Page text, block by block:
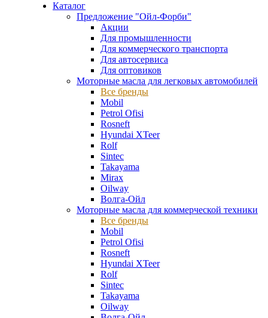
Каталог
Предложение "Ойл-Форби"
Акции
Для промышленности
Для коммерческого транспорта
Для автосервиса
Для оптовиков
Моторные масла для легковых автомобилей
Все бренды
Mobil
Petrol Ofisi
Rosneft
Hyundai XTeer
Rolf
Sintec
Takayama
Mirax
Oilway
Волга-Ойл
Моторные масла для коммерческой техники
Все бренды
Mobil
Petrol Ofisi
Rosneft
Hyundai XTeer
Rolf
Sintec
Takayama
Oilway